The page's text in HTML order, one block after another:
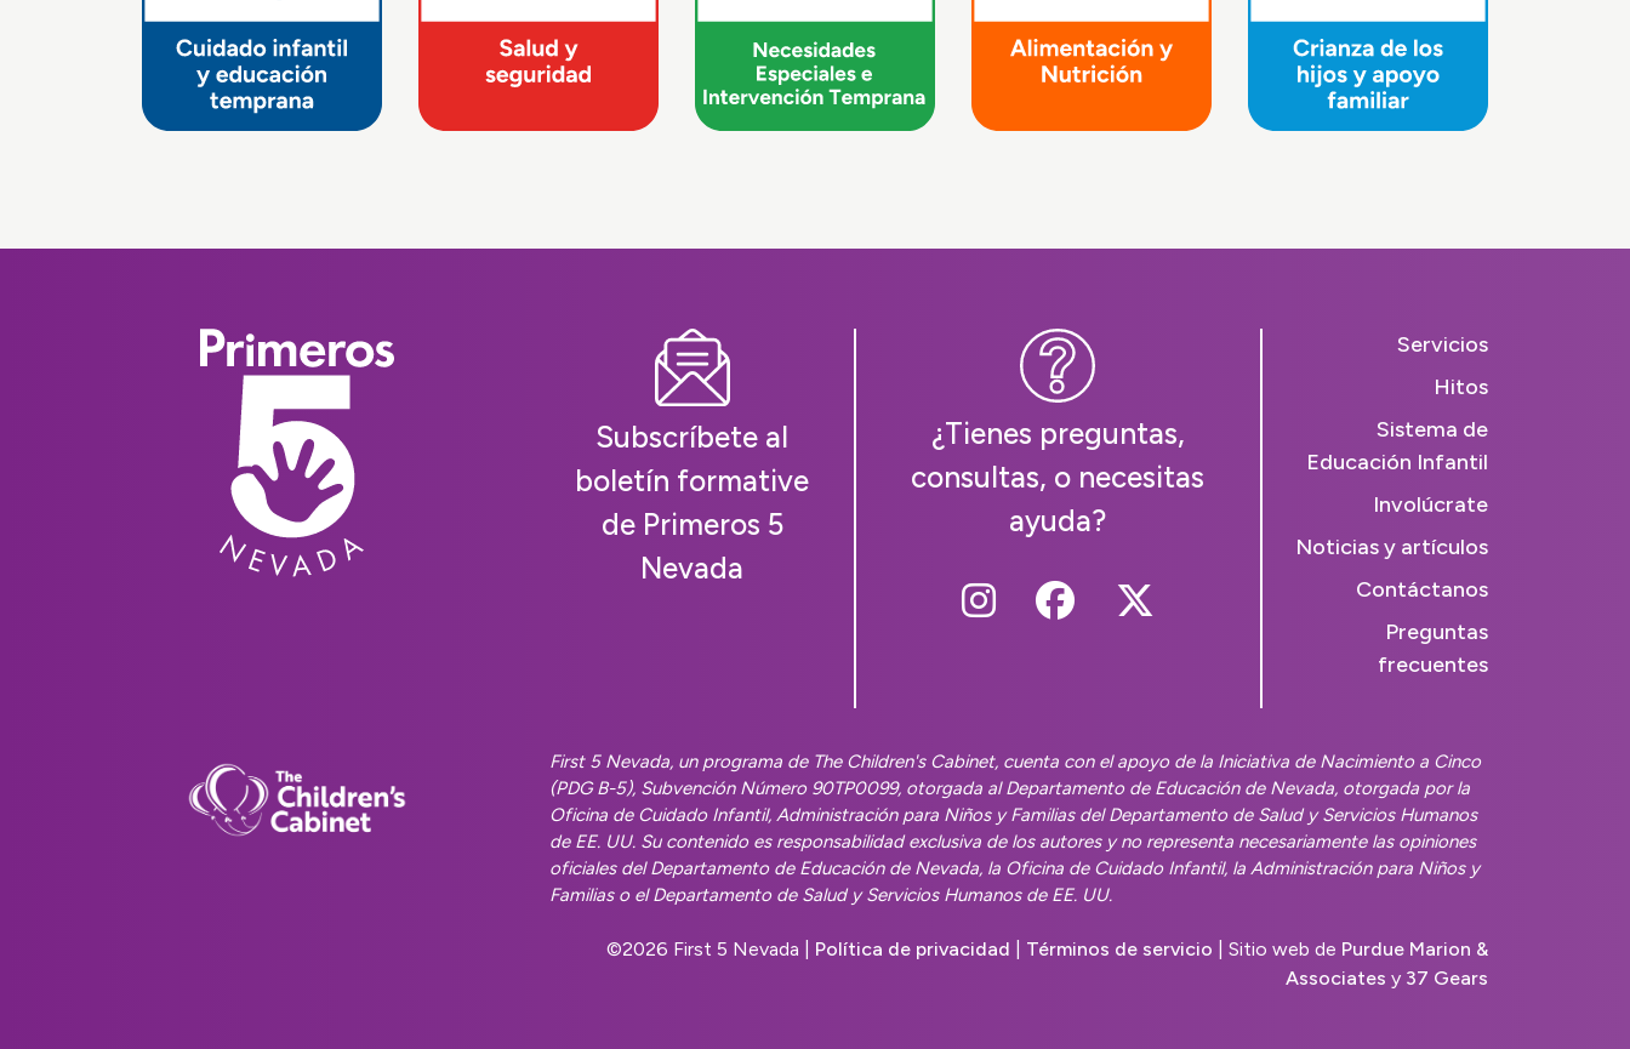
Subscríbete al
boletín formative
de Primeros 5
Nevada
¿Tienes preguntas,
consultas, o necesitas
ayuda?
Follow Us On Instagram
Follow Us On Facebook
Follow Us On Twitter
Servicios
Hitos
Sistema de
Educación Infantil
Involúcrate
Noticias y artículos
Contáctanos
Preguntas
frecuentes
First 5 Nevada, un programa de The Children's Cabinet, cuenta con el apoyo de la Iniciativa de Nacimiento a Cinco
(PDG B-5), Subvención Número 90TP0099, otorgada al Departamento de Educación de Nevada, otorgada por la
Oficina de Cuidado Infantil, Administración para Niños y Familias del Departamento de Salud y Servicios Humanos
de EE. UU. Su contenido es responsabilidad exclusiva de los autores y no representa necesariamente las opiniones
oficiales del Departamento de Educación de Nevada, la Oficina de Cuidado Infantil, la Administración para Niños y
Familias o el Departamento de Salud y Servicios Humanos de EE. UU.
©2026 First 5 Nevada | Política de privacidad Términos de servicio | Sitio web de Purdue Marion &
Associates y 37 Gears